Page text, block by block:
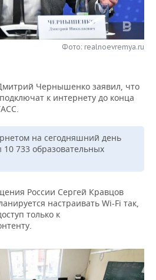
Фото: realnoevremya.ru
Чернышенко заявил, что
к интернету до конца
на сегодняшний день
733 образовательных
России Сергей Кравцов
настраивать Wi-Fi так,
только к